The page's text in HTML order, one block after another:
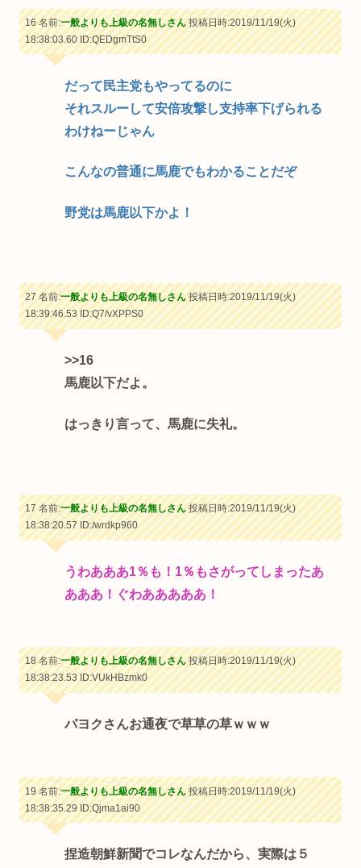
16 名前:一般よりも上級の名無しさん投稿日時:2019/11/19(火)
18:38:03.60ID:QEDgmTtS0
だって民主党もやってるのに
それスルーして安倍攻撃し支持率下げられる
わけねーじゃん
こんなの普通に馬鹿でもわかることだぞ
野党は馬鹿以下かよ！
27 名前:一般よりも上級の名無しさん投稿日時:2019/11/19(火)
18:39:46.53ID:Q7/vXPPS0
>>16
馬鹿以下だよ。
はっきり言って、馬鹿に失礼。
17 名前:一般よりも上級の名無しさん投稿日時:2019/11/19(火)
18:38:20.57ID:/wrdkp960
うわあああ1％も！1％もさがってしまったあ
あああ！ぐわあああああ！
18 名前:一般よりも上級の名無しさん投稿日時:2019/11/19(火)
18:38:23.53ID:VUkHBzmk0
パヨクさんお通夜で草草の草ｗｗｗ
19 名前:一般よりも上級の名無しさん投稿日時:2019/11/19(火)
18:38:35.29ID:Qjma1ai90
捏造朝鮮新聞でコレなんだから、実際は５